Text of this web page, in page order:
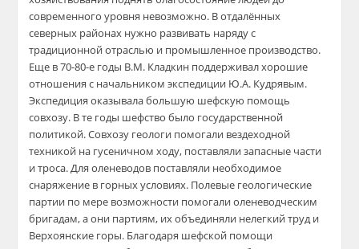
современного уровня невозможно. В отдалённых
северных районах нужно развивать наряду с
традиционной отраслью и промышленное производство.
Еще в 70-80-е годы В.М. Кладкин поддерживал хорошие
отношения с начальником экспедиции Ю.А. Кудрявым.
Экспедиция оказывала большую шефскую помощь
совхозу. В те годы шефство было государственной
политикой. Совхозу геологи помогали вездеходной
техникой на гусеничном ходу, поставляли запасные части
и троса. Для оленеводов поставляли необходимое
снаряжение в горных условиях. Полевые геологические
партии по мере возможности помогали оленеводческим
бригадам, а они партиям, их объединяли нелегкий труд и
Верхоянские горы. Благодаря шефской помощи